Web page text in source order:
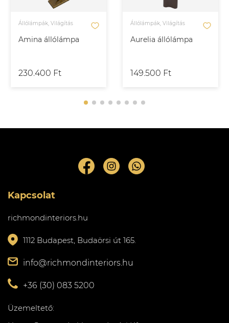
Amina állólámpa
Állólámpák, Világítás
230.400 Ft
Aurelia állólámpa
Állólámpák, Világítás
149.500 Ft
Kapcsolat
richmondinteriors.hu
1112 Budapest, Budaörsi út 165.
info@richmondinteriors.hu
+36 (30) 083 5200
Üzemeltető: